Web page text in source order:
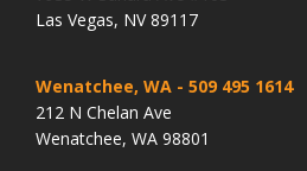
Las Vegas, NV 89117
Wenatchee, WA - 509 495 1614
212 N Chelan Ave
Wenatchee, WA 98801